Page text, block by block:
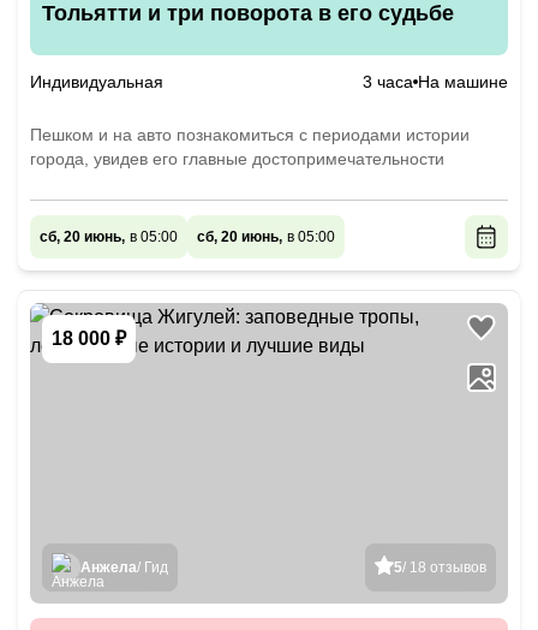
Тольятти и три поворота в его судьбе
Индивидуальная 3 часа На машине
Пешком и на авто познакомиться с периодами истории
города, увидев его главные достопримечательности
сб, 20 июнь, в 05:00 сб, 20 июнь, в 05:00
18 000 ₽
5/ 18 отзывов
Анжела/ Гид